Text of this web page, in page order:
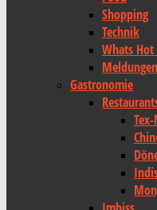
Shopping
Technik
Whats
Meldungen
Gastronomie